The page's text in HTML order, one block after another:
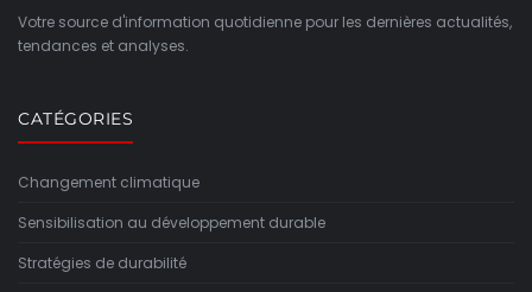
Votre source d'information quotidienne pour les dernières actualités,
tendances et analyses.
CATÉGORIES
Changement climatique
Sensibilisation au développement durable
Stratégies de durabilité